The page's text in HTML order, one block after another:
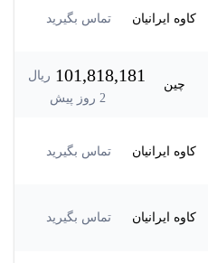
کاوه ایرانیان تماس بگیرید
چین 101,818,181 ریال
2 روز پیش
کاوه ایرانیان تماس بگیرید
کاوه ایرانیان تماس بگیرید